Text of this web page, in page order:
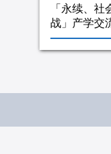
「永续、
战」产学交